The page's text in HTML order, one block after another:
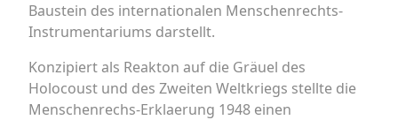
Baustein des internationalen Menschenrechts-
Instrumentariums darstellt.
Konzipiert als Reakton auf die Gräuel des
Holocoust und des Zweiten Weltkriegs stellte die
Menschenrechs-Erklaerung 1948 einen